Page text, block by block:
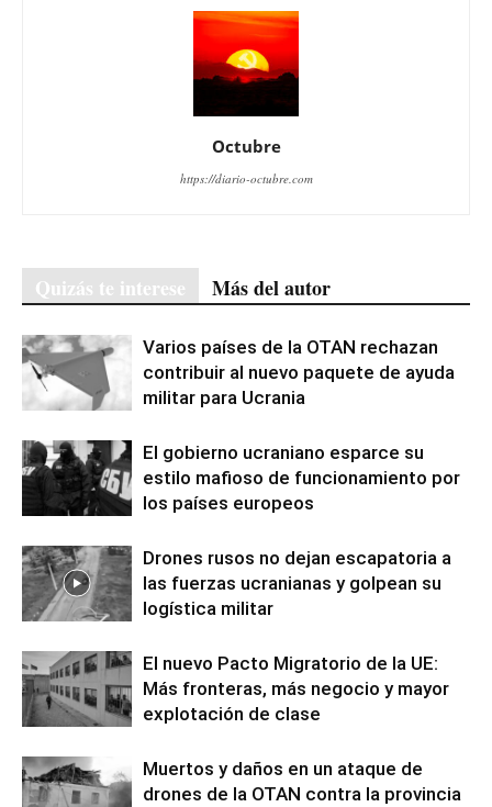
Octubre
https://diario-octubre.com
Quizás te interese Más del autor
Varios países de la OTAN rechazan
contribuir al nuevo paquete de ayuda
militar para Ucrania
El gobierno ucraniano esparce su
estilo mafioso de funcionamiento por
los países europeos
Drones rusos no dejan escapatoria a
las fuerzas ucranianas y golpean su
logística militar
El nuevo Pacto Migratorio de la UE:
Más fronteras, más negocio y mayor
explotación de clase
Muertos y daños en un ataque de
drones de la OTAN contra la provincia